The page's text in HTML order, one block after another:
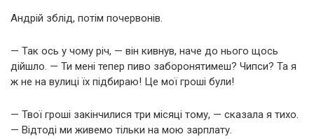
Андрій зблід, потім почервонів.
— Так ось у чому річ, — він кивнув, наче до нього щось
дійшло. — Ти мені тепер пиво заборонятимеш? Чипси? Та я
ж не на вулиці їх підбираю! Це мої гроші були!
— Твої гроші закінчилися три місяці тому, — сказала я тихо.
— Відтоді ми живемо тільки на мою зарплату.